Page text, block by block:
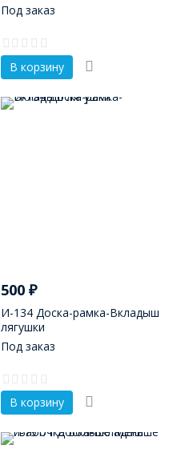
Под заказ
В корзину
500₽
И-134 Доска-рамка-Вкладыш
лягушки
Под заказ
В корзину